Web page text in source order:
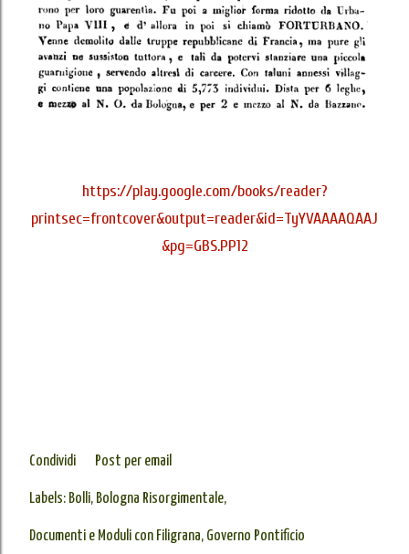
https://play.google.com/books/reader?
printsec=frontcover&output=reader&id=TyYVAAAAQAAJ
&pg=GBS.PP12
Condividi Post per email
Labels: Bolli Bologna Risorgimentale
Documenti e Moduli con Filigrana Governo Pontificio